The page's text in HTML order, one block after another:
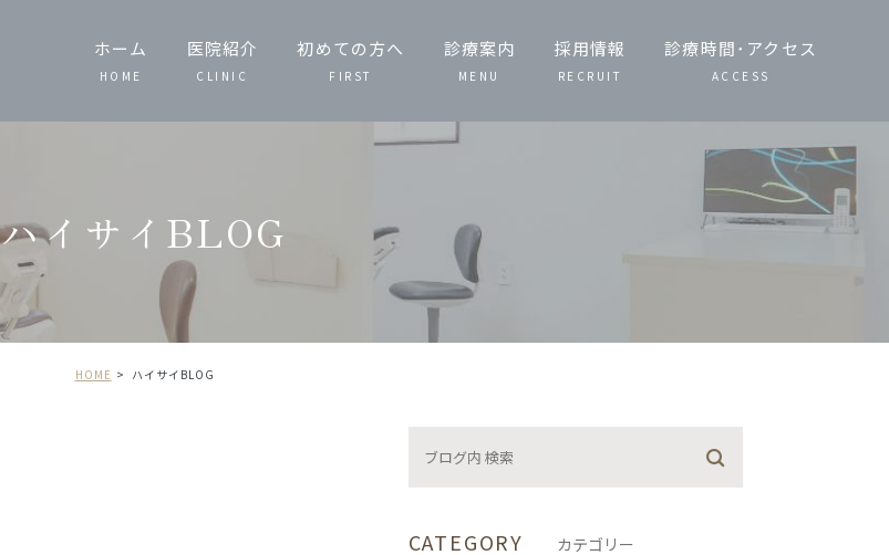
ホーム
HOME
医院紹介
CLINIC
院内技工
院内紹介
初めての方へ
FIRST
診療案内
MENU
一般歯科・小児
歯周病治療
予防治療・定期
検診
インプラント治
採用情報
RECRUIT
診療時間･アクセス
ACCESS
ハイサイBLOG
HOME ハイサイBLOG
CATEGORY カテゴリー